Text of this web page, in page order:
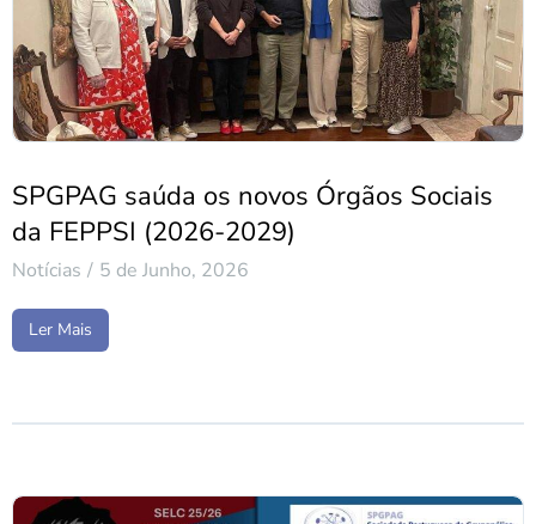
SPGPAG saúda os novos Órgãos Sociais
da FEPPSI (2026-2029)
Notícias 5 de Junho, 2026
Ler Mais